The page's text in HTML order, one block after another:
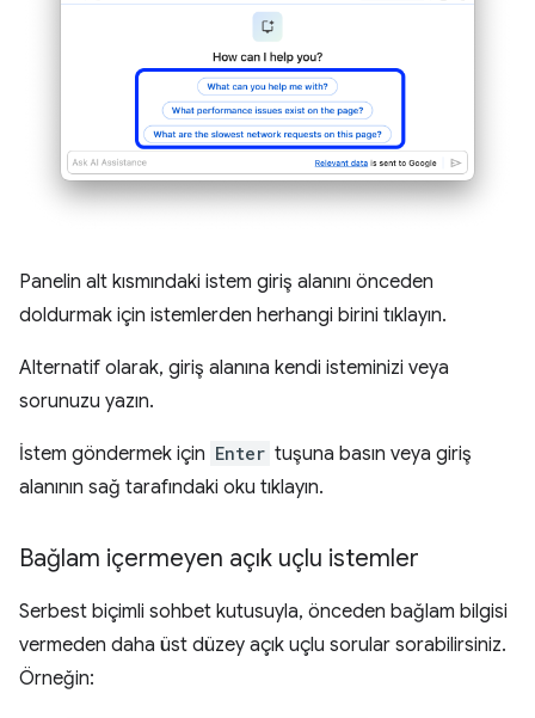
Panelin alt kısmındaki istem giriş alanını önceden
doldurmak için istemlerden herhangi birini tıklayın.
Alternatif olarak, giriş alanına kendi isteminizi veya
sorunuzu yazın.
İstem göndermek için Enter tuşuna basın veya giriş
alanının sağ tarafındaki oku tıklayın.
Bağlam içermeyen açık uçlu istemler
Serbest biçimli sohbet kutusuyla, önceden bağlam bilgisi
vermeden daha üst düzey açık uçlu sorular sorabilirsiniz.
Örneğin: